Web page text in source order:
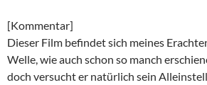
[Kommentar]
Dieser Film befindet sich meines
Welle, wie auch schon so manch
doch versucht er natürlich sein